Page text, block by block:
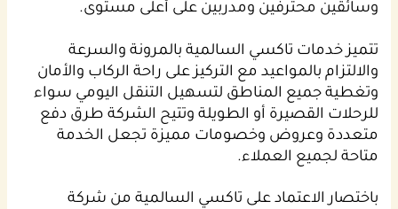
وسائقين محترفين ومدربين على أعلى مستوى.
تتميز خدمات تاكسي السالمية بالمرونة والسرعة
والالتزام بالمواعيد مع التركيز على راحة الركاب والأمان
وتغطية جميع المناطق لتسهيل التنقل اليومي سواء
للرحلات القصيرة أو الطويلة وتتيح الشركة طرق دفع
متعددة وعروض وخصومات مميزة تجعل الخدمة
متاحة لجميع العملاء.
باختصار الاعتماد على تاكسي السالمية من شركة